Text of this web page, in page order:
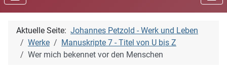
Aktuelle Seite: Johannes Petzold - Werk und Leben
Werke
Manuskripte 7 - Titel von U bis Z
Wer mich bekennet vor den Menschen